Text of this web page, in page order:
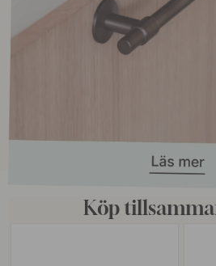
Köp